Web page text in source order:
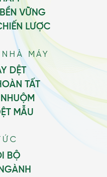
VỮNG
LƯỢC
MÁY
DỆT
TẤT
MẪU
BỘ